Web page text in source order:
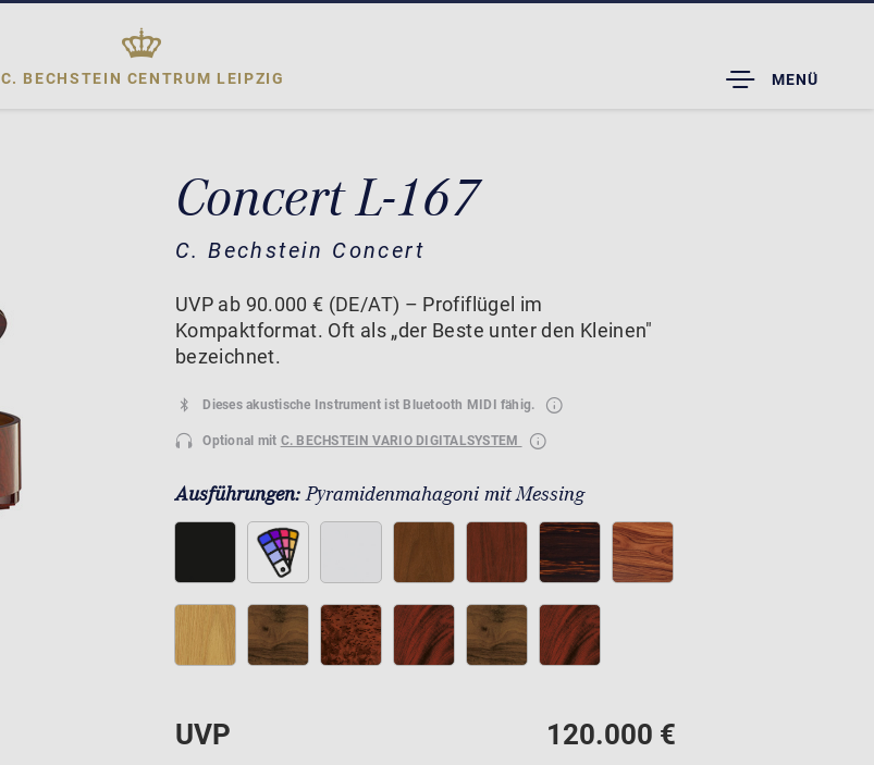
C. BECHSTEIN CENTRUM LEIPZIG
TOGGLE
DROPDOWN
MENÜ
Concert L-167
C. Bechstein Concert
UVP ab 90.000 € (DE/AT) – Profiflügel im
Kompaktformat. Oft als „der Beste unter den Kleinen"
bezeichnet.
Dieses akustische Instrument ist Bluetooth MIDI fähig.
Optional mit C. BECHSTEIN VARIO DIGITALSYSTEM
Ausführungen:Pyramidenmahagoni mit Messing
UVP 120.000 €